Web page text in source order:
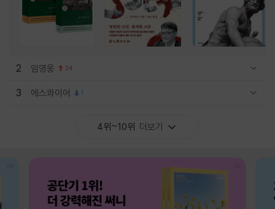
2 임영웅 34
3 에스콰이어 1
4위~10위 더보기